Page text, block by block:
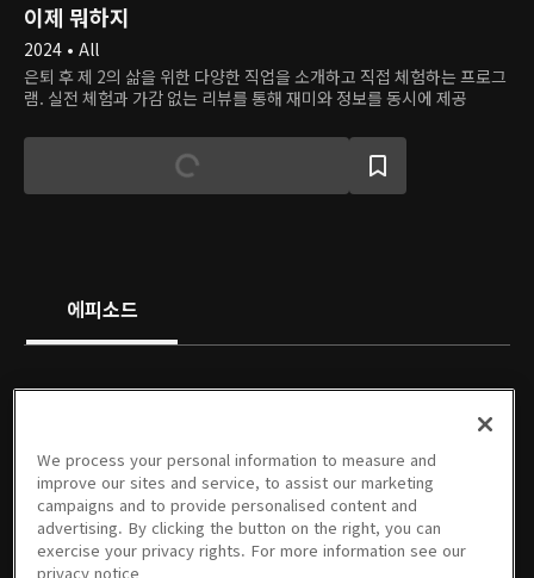
이제 뭐하지
2024 • All
은퇴 후 제 2의 삶을 위한 다양한 직업을 소개하고 직접 체험하는 프로그
램. 실전 체험과 가감 없는 리뷰를 통해 재미와 정보를 동시에 제공
에피소드
1회
12/23/2024 • 47분
2회
12/23/2024 • 48분
3회
12/23/2024 • 47분
4회
12/23/2024 • 48분
5회
12/23/2024 • 48분
We process your personal information to measure and
improve our sites and service, to assist our marketing
campaigns and to provide personalised content and
advertising. By clicking the button on the right, you can
exercise your privacy rights. For more information see our
privacy notice